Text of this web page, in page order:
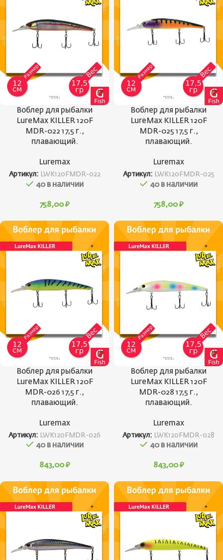
Воблер для рыбалки
LureMax KILLER 120F
MDR-022 17,5 г.,
плавающий.
Luremax
Артикул: LWK120FMDR-022
40 в наличии
758,00 ₽
Воблер для рыбалки
LureMax KILLER 120F
MDR-025 17,5 г.,
плавающий.
Luremax
Артикул: LWK120FMDR-025
40 в наличии
758,00 ₽
Воблер для рыбалки
LureMax KILLER 120F
MDR-026 17,5 г.,
плавающий.
Luremax
Артикул: LWK120FMDR-026
40 в наличии
843,00 ₽
Воблер для рыбалки
LureMax KILLER 120F
MDR-028 17,5 г.,
плавающий.
Luremax
Артикул: LWK120FMDR-028
40 в наличии
843,00 ₽